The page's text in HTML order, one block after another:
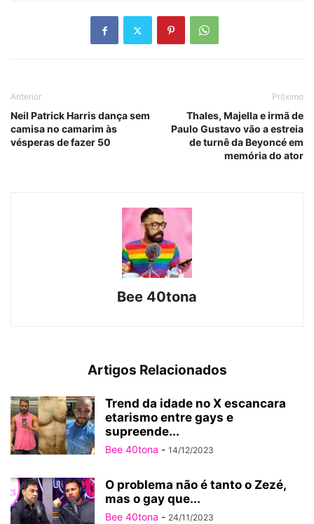
Anterior
Neil Patrick Harris dança sem
camisa no camarim às
vésperas de fazer 50
Próximo
Thales, Majella e irmã de
Paulo Gustavo vão a estreia
de turnê da Beyoncé em
memória do ator
Bee 40tona
Artigos Relacionados
Trend da idade no X escancara
etarismo entre gays e
supreende...
Bee 40tona - 14/12/2023
O problema não é tanto o Zezé,
mas o gay que...
Bee 40tona - 24/11/2023